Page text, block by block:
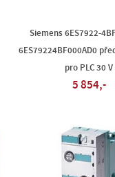
Siemens 6ES7922-
6ES79224BF000AD0
pro PLC 30 V
5 854,-